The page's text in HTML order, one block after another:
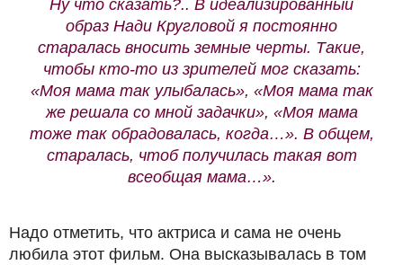
Ну что сказать?.. В идеализированный
образ Нади Кругловой я постоянно
старалась вносить земные черты. Такие,
чтобы кто-то из зрителей мог сказать:
«Моя мама так улыбалась», «Моя мама так
же решала со мной задачки», «Моя мама
тоже так обрадовалась, когда…». В общем,
старалась, чтоб получилась такая вот
всеобщая мама…».
Надо отметить, что актриса и сама не очень
любила этот фильм. Она высказывалась в том